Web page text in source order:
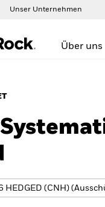
Unser Unternehmen
Über uns